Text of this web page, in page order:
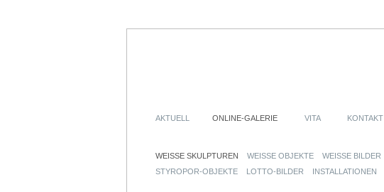
AKTUELL ONLINE-GALERIE VITA KONTAKT
WEISSE SKULPTUREN WEISSE OBJEKTE WEISSE BILDER
STYROPOR-OBJEKTE
LOTTO-BILDER INSTALLATIONEN